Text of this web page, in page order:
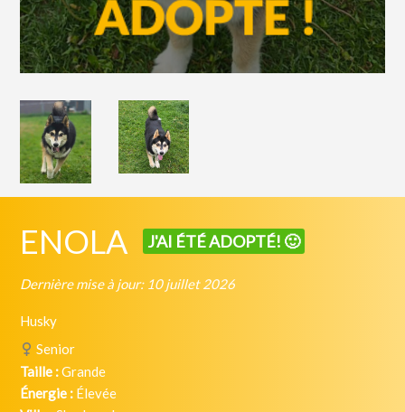
ENOLA J'AI ÉTÉ ADOPTÉ! 🙂
Dernière mise à jour: 10 juillet 2026
Husky
Senior
Taille :Grande
Énergie : Élevée